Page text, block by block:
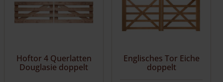
Hoftor 4 Querlatten
Douglasie doppelt
Englisches Tor Eiche
doppelt